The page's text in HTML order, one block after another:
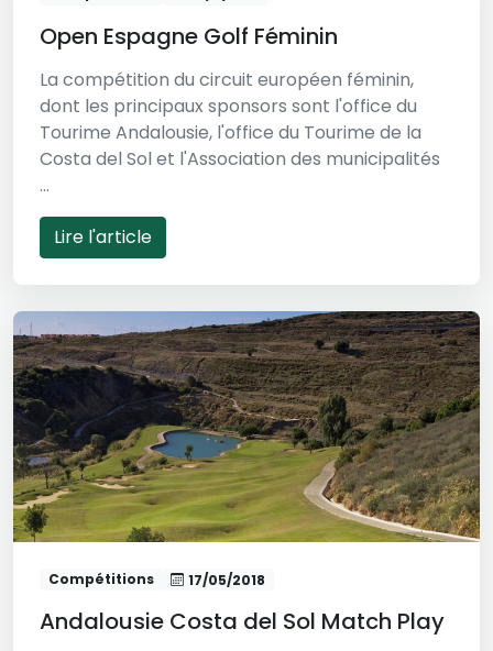
Open Espagne Golf Féminin
La compétition du circuit européen féminin,
dont les principaux sponsors sont l'office du
Tourime Andalousie, l'office du Tourime de la
Costa del Sol et l'Association des municipalités
...
Lire l'article
Compétitions 17/05/2018
Andalousie Costa del Sol Match Play